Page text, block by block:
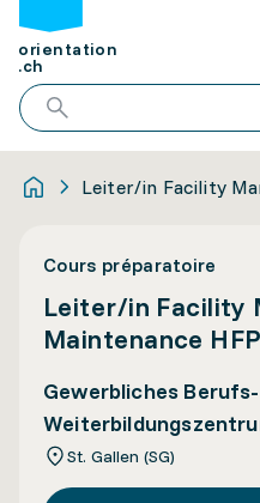
orientation
.ch
Leiter/in Facility
Cours préparatoire
Leiter/in Facility
Maintenance HFP
Gewerbliches
St. Gallen (SG)